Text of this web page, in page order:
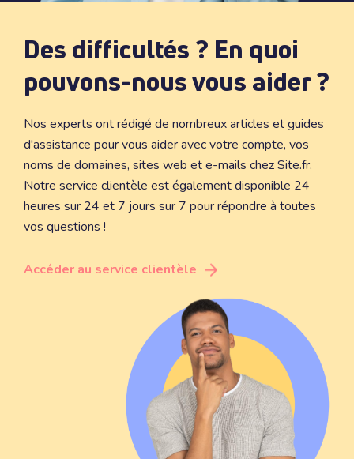
Des difficultés ? En quoi
pouvons-nous vous aider ?
Nos experts ont rédigé de nombreux articles et guides
d'assistance pour vous aider avec votre compte, vos
noms de domaines, sites web et e-mails chez Site.fr.
Notre service clientèle est également disponible 24
heures sur 24 et 7 jours sur 7 pour répondre à toutes
vos questions !
Accéder au service clientèle